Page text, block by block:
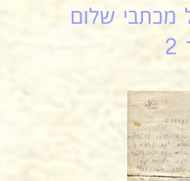
מכתבי שלום